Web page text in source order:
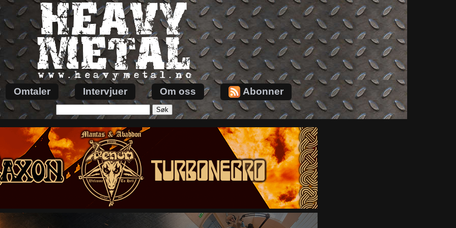
Omtaler Intervjuer Om oss Abonner
etter: